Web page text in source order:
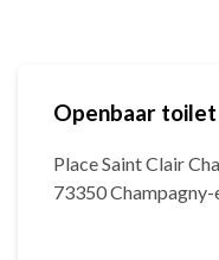
Openbaar toilet
Place Saint Clair
73350 Champagny-